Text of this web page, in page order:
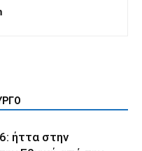
ήττα στην